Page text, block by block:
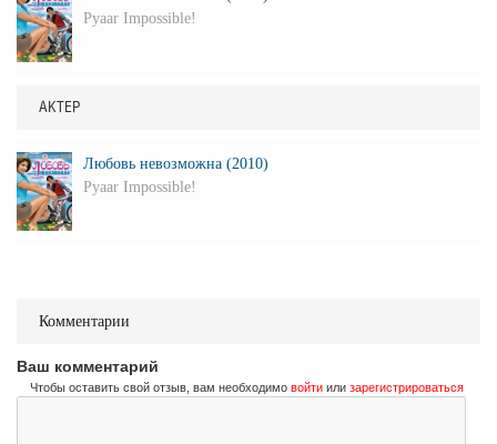
Pyaar Impossible!
АКТЕР
Любовь невозможна (2010)
Pyaar Impossible!
Комментарии
Ваш комментарий
Чтобы оставить свой отзыв, вам необходимо войти или зарегистрироваться